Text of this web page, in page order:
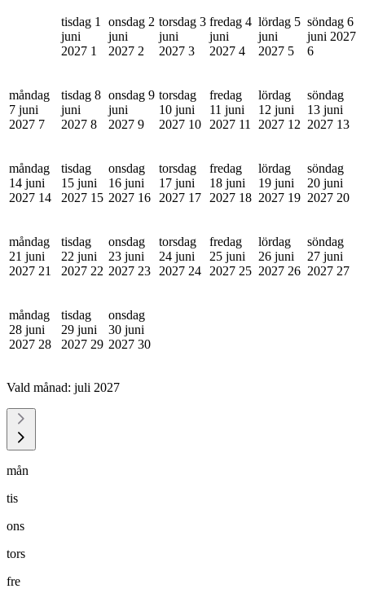
tisdag 1
juni
2027 1
onsdag 2
juni
2027 2
torsdag 3
juni
2027 3
fredag 4
juni
2027 4
lördag 5
juni
2027 5
söndag 6
juni 2027
6
måndag
7 juni
2027 7
tisdag 8
juni
2027 8
onsdag 9
juni
2027 9
torsdag
10 juni
2027 10
fredag
11 juni
2027 11
lördag
12 juni
2027 12
söndag
13 juni
2027 13
måndag
14 juni
2027 14
tisdag
15 juni
2027 15
onsdag
16 juni
2027 16
torsdag
17 juni
2027 17
fredag
18 juni
2027 18
lördag
19 juni
2027 19
söndag
20 juni
2027 20
måndag
21 juni
2027 21
tisdag
22 juni
2027 22
onsdag
23 juni
2027 23
torsdag
24 juni
2027 24
fredag
25 juni
2027 25
lördag
26 juni
2027 26
söndag
27 juni
2027 27
måndag
28 juni
2027 28
tisdag
29 juni
2027 29
onsdag
30 juni
2027 30
Vald månad: juli 2027
mån
tis
ons
tors
fre